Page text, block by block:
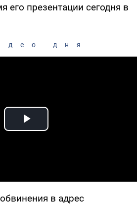
его презентации сегодня в
дня
Play Video
в адрес